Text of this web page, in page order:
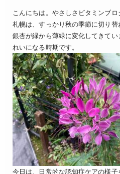
こんにちは。やさしさビタミンブロ
札幌は、すっかり秋の季節に切り替
銀杏が緑から薄緑に変化してきて
れいになる時期です。
今日は、日常的な認知症ケアの様子